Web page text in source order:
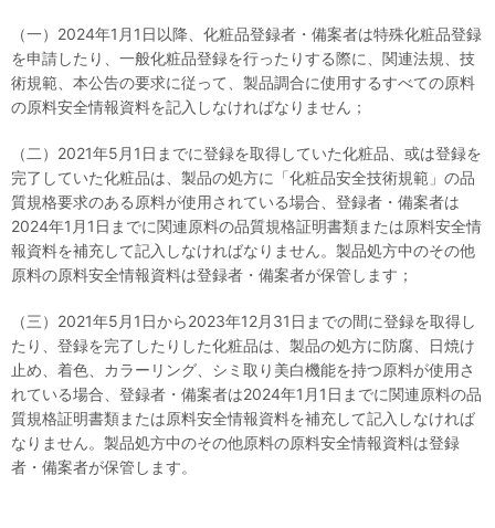
（一）2024年1月1日以降、化粧品登録者・備案者は特殊化粧品登録
を申請したり、一般化粧品登録を行ったりする際に、関連法規、技
術規範、本公告の要求に従って、製品調合に使用するすべての原料
の原料安全情報資料を記入しなければなりません；
（二）2021年5月1日までに登録を取得していた化粧品、或は登録を
完了していた化粧品は、製品の処方に「化粧品安全技術規範」の品
質規格要求のある原料が使用されている場合、登録者・備案者は
2024年1月1日までに関連原料の品質規格証明書類または原料安全情
報資料を補充して記入しなければなりません。製品処方中のその他
原料の原料安全情報資料は登録者・備案者が保管します；
（三）2021年5月1日から2023年12月31日までの間に登録を取得し
たり、登録を完了したりした化粧品は、製品の処方に防腐、日焼け
止め、着色、カラーリング、シミ取り美白機能を持つ原料が使用さ
れている場合、登録者・備案者は2024年1月1日までに関連原料の品
質規格証明書類または原料安全情報資料を補充して記入しなければ
なりません。製品処方中のその他原料の原料安全情報資料は登録
者・備案者が保管します。